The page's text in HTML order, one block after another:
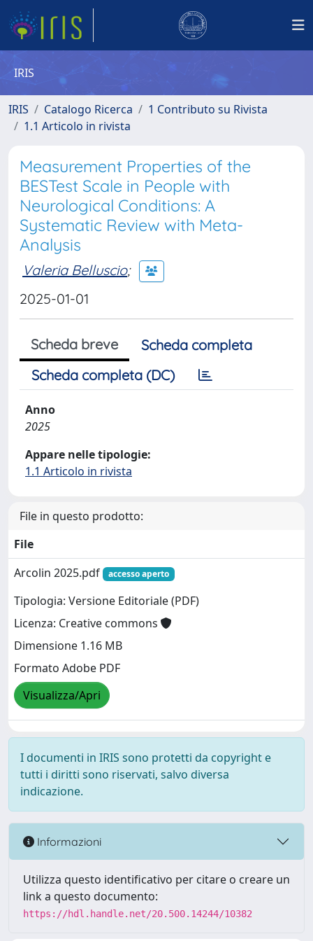
IRIS
IRIS Catalogo Ricerca
1 Contributo su Rivista
1.1 Articolo in rivista
Measurement Properties of the
BESTest Scale in People with
Neurological Conditions: A
Systematic Review with Meta-
Analysis
Valeria Belluscio;
2025-01-01
Scheda breve
Scheda completa
Scheda completa (DC)
Anno
2025
Appare nelle tipologie:
1.1 Articolo in rivista
File in questo prodotto:
File
Arcolin 2025.pdf
accesso aperto
Tipologia: Versione Editoriale (PDF)
Licenza: Creative commons
Dimensione 1.16 MB
Formato Adobe PDF
Visualizza/Apri
I documenti in IRIS sono protetti da copyright e
tutti i diritti sono riservati, salvo diversa
indicazione.
Informazioni
Utilizza questo identificativo per citare o creare un
link a questo documento:
https://hdl.handle.net/20.500.14244/10382